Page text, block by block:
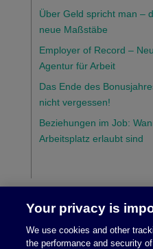
Über Geld spricht man –
neue Maßstäbe
Employer of Record –
Agentur für Arbeit
Das Ende des
nicht vergessen!
Beziehungen im Job:
Arbeitsplatz erlaubt sind
Your privacy is
We use cookies and other
the performance and security